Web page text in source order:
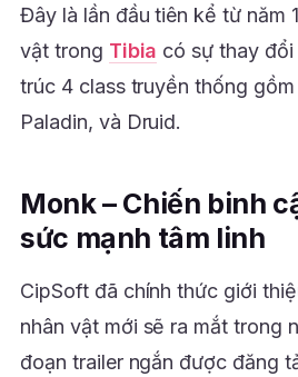
Đây là lần đầu tiên kể từ năm
vật trong Tibia có sự thay
trúc 4 class truyền thống gồm
Paladin, và Druid.
Monk – Chiến binh
sức mạnh tâm linh
CipSoft đã chính thức giới
nhân vật mới sẽ ra mắt trong
đoạn trailer ngắn được đăng